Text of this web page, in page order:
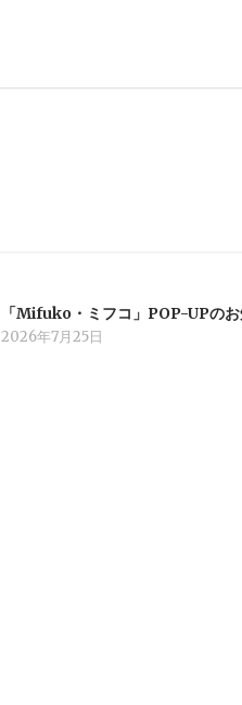
「Mifuko・ミフコ」POP-UPの
2026年7月25日